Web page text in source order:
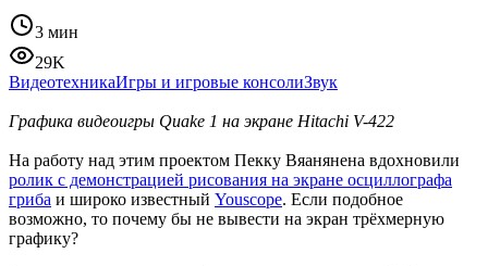
3 мин
29K
ВидеотехникаИгры и игровые консолиЗвук
Графика видеоигры Quake 1 на экране Hitachi V-422
На работу над этим проектом Пекку Вяанянена вдохновили
ролик с демонстрацией рисования на экране осциллографа
гриба и широко известный Youscope. Если подобное
возможно, то почему бы не вывести на экран трёхмерную
графику?